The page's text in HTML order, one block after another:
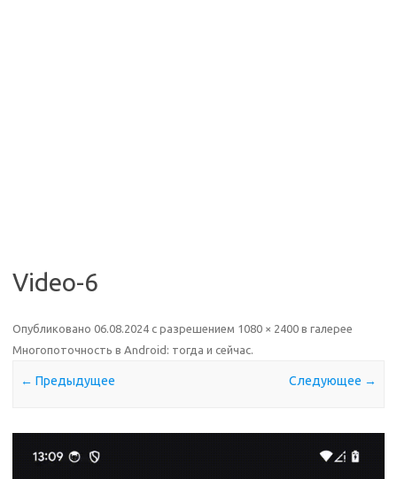
Video-6
Опубликовано 06.08.2024 с разрешением 1080 × 2400 в галерее
Многопоточность в Android: тогда и сейчас.
← Предыдущее Следующее →